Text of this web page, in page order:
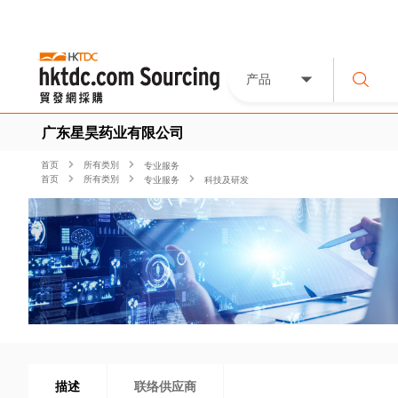
产品
广东星昊药业有限公司
首页 所有类別
专业服务
首页
所有类別 专业服务 科技及研发
描述 联络供应商